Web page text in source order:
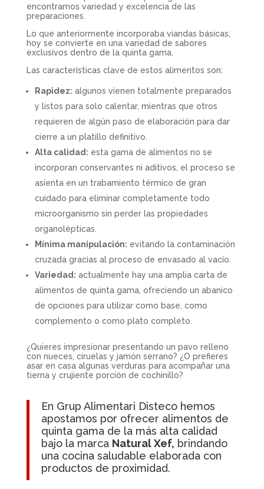
encontramos variedad y excelencia de las
preparaciones.
Lo que anteriormente incorporaba viandas básicas,
hoy se convierte en una variedad de sabores
exclusivos dentro de la quinta gama.
Las características clave de estos alimentos son:
Rapidez: algunos vienen totalmente preparados
y listos para solo calentar, mientras que otros
requieren de algún paso de elaboración para dar
cierre a un platillo definitivo.
Alta calidad: esta gama de alimentos no se
incorporan conservantes ni aditivos, el proceso se
asienta en un trabamiento térmico de gran
cuidado para eliminar completamente todo
microorganismo sin perder las propiedades
organolépticas.
Mínima manipulación: evitando la contaminación
cruzada gracias al proceso de envasado al vacío.
Variedad: actualmente hay una amplia carta de
alimentos de quinta gama, ofreciendo un abanico
de opciones para utilizar como base, como
complemento o como plato completo.
¿Quieres impresionar presentando un pavo relleno
con nueces, ciruelas y jamón serrano? ¿O prefieres
asar en casa algunas verduras para acompañar una
tierna y crujiente porción de cochinillo?
En Grup Alimentari Disteco hemos
apostamos por ofrecer alimentos de
quinta gama de la más alta calidad
bajo la marca Natural Xef, brindando
una cocina saludable elaborada con
productos de proximidad.